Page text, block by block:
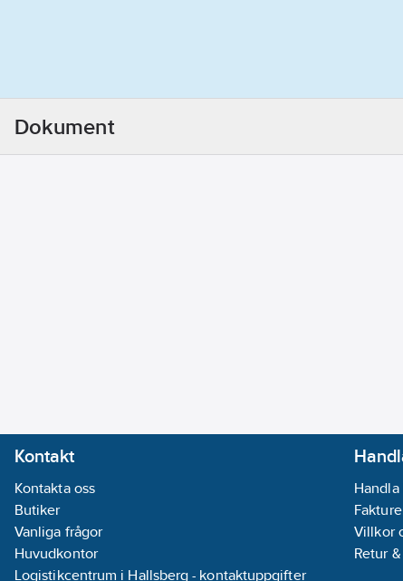
Dokument
Kontakt
Kontakta oss
Butiker
Vanliga frågor
Huvudkontor
Logistikcentrum i Hallsberg - kontaktuppgifter
Handla
Villkor
Retur